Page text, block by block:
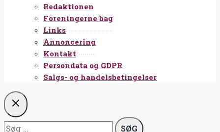
Redaktionen
Foreningerne bag
Links
Annoncering
Kontakt
Persondata og GDPR
Salgs- og handelsbetingelser
Søg